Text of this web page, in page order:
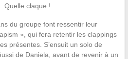
Quelle claque !
du groupe font ressentir leur
», qui fera retentir les clappings
présentes. S’ensuit un solo de
de Daniela, avant de revenir à un